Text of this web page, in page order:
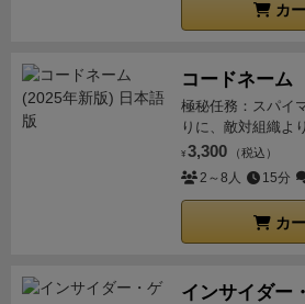
どちらにせよ1時間弱
それほど多くはないので、遊
たいゲームになりそうです！
シナリオ1しかやってないの
以下、2018年エッセ
ー。内容重複があり日本語版
のももったいないので残し
ゲーム。牧場物語でも牛や鶏
です。 農作物は、トマト、レ
カ
コードネーム
極秘任務：スパイ
りに、敵対組織よ
¥ 3,300 （税込）
2～8人 15分
カ
インサイダー